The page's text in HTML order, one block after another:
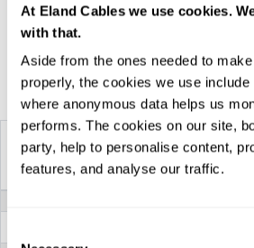
At Eland Cables we use cookies.
with that.
Aside from the ones needed to
properly, the cookies we use include
where anonymous data helps us
performs. The cookies on our site,
party, help to personalise content,
features, and analyse our traffic.
ferroviário e metropolitano.
Mesa de